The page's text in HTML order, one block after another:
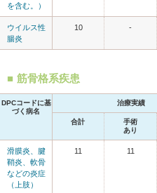
を含む。）
ウイルス性
腸炎
10 -
筋骨格系疾患
DPCコードに基
づく病名
治療実績
合計
手術
あり
滑膜炎、腱
鞘炎、軟骨
などの炎症
（上肢）
11 11